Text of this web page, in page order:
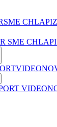
SME CHLAPI
SME CHLAPI